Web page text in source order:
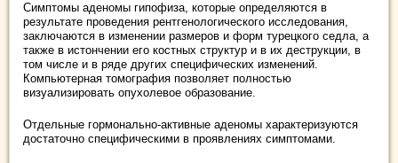
Симптомы аденомы гипофиза, которые определяются в
результате проведения рентгенологического исследования,
заключаются в изменении размеров и форм турецкого седла, а
также в истончении его костных структур и в их деструкции, в
том числе и в ряде других специфических изменений.
Компьютерная томография позволяет полностью
визуализировать опухолевое образование.
Отдельные гормонально-активные аденомы характеризуются
достаточно специфическими в проявлениях симптомами.